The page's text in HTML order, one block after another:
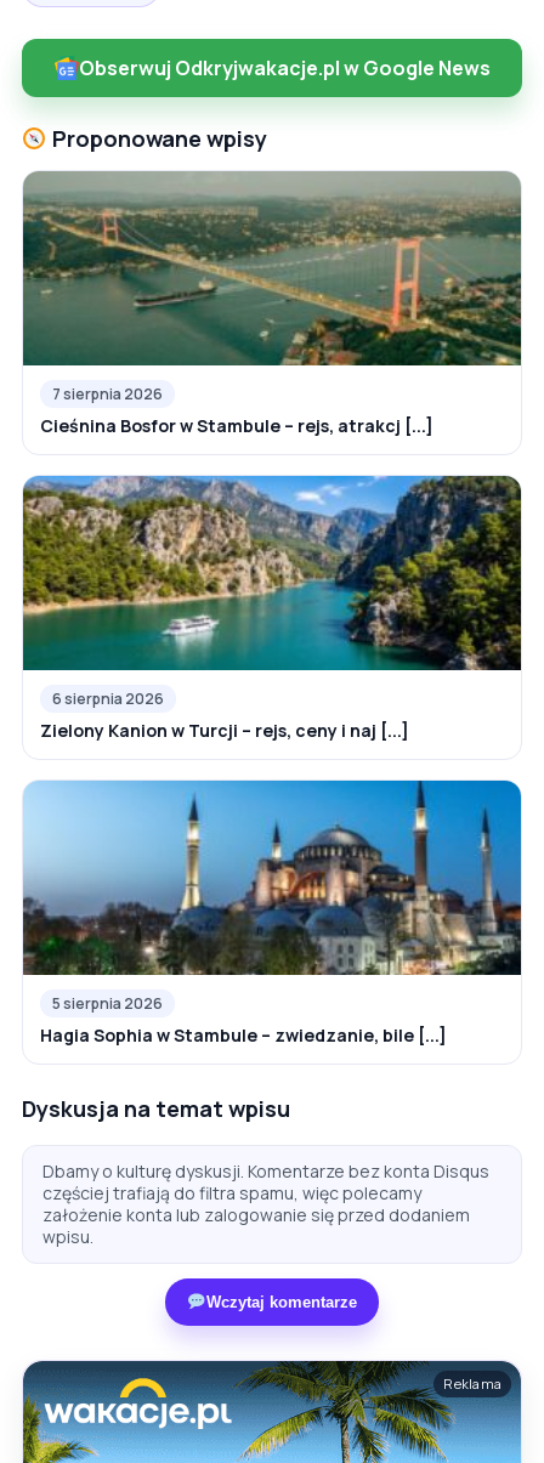
Obserwuj Odkryjwakacje.pl w Google News
Proponowane wpisy
7 sierpnia 2026
Cieśnina Bosfor w Stambule – rejs, atrakcj [...]
6 sierpnia 2026
Zielony Kanion w Turcji – rejs, ceny i naj [...]
5 sierpnia 2026
Hagia Sophia w Stambule – zwiedzanie, bile [...]
Dyskusja na temat wpisu
Dbamy o kulturę dyskusji. Komentarze bez konta Disqus
częściej trafiają do filtra spamu, więc polecamy
założenie konta lub zalogowanie się przed dodaniem
wpisu.
Wczytaj komentarze
Reklama